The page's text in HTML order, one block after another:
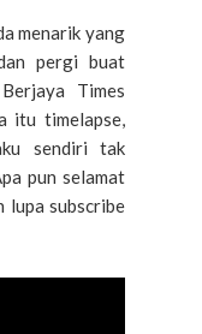
menarik yang
pergi buat
Times
itu timelapse,
sendiri tak
pun selamat
lupa subscribe